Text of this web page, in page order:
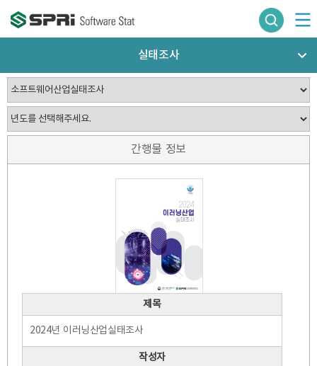
실태조사
간행물 정보
제목
2024년 이러닝산업실태조사
작성자